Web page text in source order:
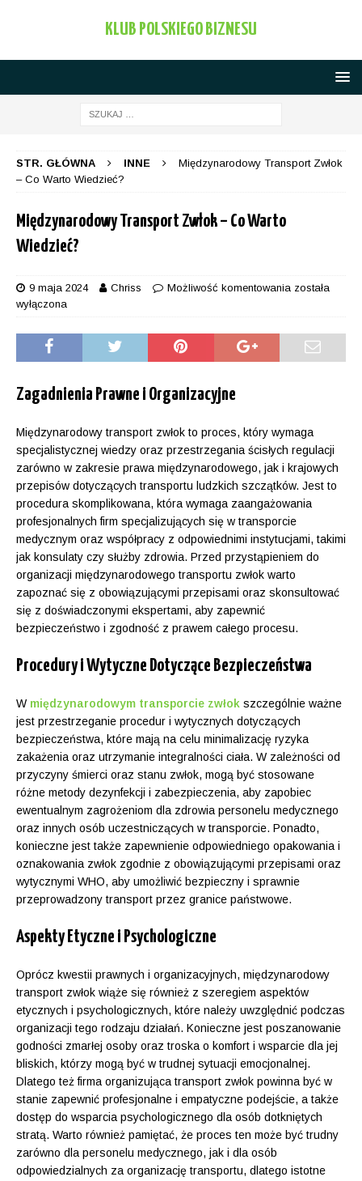
KLUB POLSKIEGO BIZNESU
STR. GŁÓWNA INNE
Międzynarodowy Transport Zwłok
– Co Warto Wiedzieć?
Międzynarodowy Transport Zwłok – Co Warto
Wiedzieć?
9 maja 2024 Chriss Możliwość komentowania została
wyłączona
Zagadnienia Prawne i Organizacyjne
Międzynarodowy transport zwłok to proces, który wymaga
specjalistycznej wiedzy oraz przestrzegania ścisłych regulacji
zarówno w zakresie prawa międzynarodowego, jak i krajowych
przepisów dotyczących transportu ludzkich szczątków. Jest to
procedura skomplikowana, która wymaga zaangażowania
profesjonalnych firm specjalizujących się w transporcie
medycznym oraz współpracy z odpowiednimi instytucjami, takimi
jak konsulaty czy służby zdrowia. Przed przystąpieniem do
organizacji międzynarodowego transportu zwłok warto
zapoznać się z obowiązującymi przepisami oraz skonsultować
się z doświadczonymi ekspertami, aby zapewnić
bezpieczeństwo i zgodność z prawem całego procesu.
Procedury i Wytyczne Dotyczące Bezpieczeństwa
W międzynarodowym transporcie zwłok szczególnie ważne
jest przestrzeganie procedur i wytycznych dotyczących
bezpieczeństwa, które mają na celu minimalizację ryzyka
zakażenia oraz utrzymanie integralności ciała. W zależności od
przyczyny śmierci oraz stanu zwłok, mogą być stosowane
różne metody dezynfekcji i zabezpieczenia, aby zapobiec
ewentualnym zagrożeniom dla zdrowia personelu medycznego
oraz innych osób uczestniczących w transporcie. Ponadto,
konieczne jest także zapewnienie odpowiedniego opakowania i
oznakowania zwłok zgodnie z obowiązującymi przepisami oraz
wytycznymi WHO, aby umożliwić bezpieczny i sprawnie
przeprowadzony transport przez granice państwowe.
Aspekty Etyczne i Psychologiczne
Oprócz kwestii prawnych i organizacyjnych, międzynarodowy
transport zwłok wiąże się również z szeregiem aspektów
etycznych i psychologicznych, które należy uwzględnić podczas
organizacji tego rodzaju działań. Konieczne jest poszanowanie
godności zmarłej osoby oraz troska o komfort i wsparcie dla jej
bliskich, którzy mogą być w trudnej sytuacji emocjonalnej.
Dlatego też firma organizująca transport zwłok powinna być w
stanie zapewnić profesjonalne i empatyczne podejście, a także
dostęp do wsparcia psychologicznego dla osób dotkniętych
stratą. Warto również pamiętać, że proces ten może być trudny
zarówno dla personelu medycznego, jak i dla osób
odpowiedzialnych za organizację transportu, dlatego istotne